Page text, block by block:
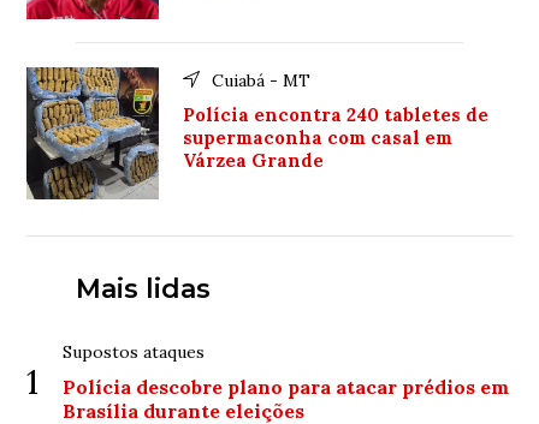
Cuiabá - MT
Polícia encontra 240 tabletes de
supermaconha com casal em
Várzea Grande
Mais lidas
1
Supostos ataques
Polícia descobre plano para atacar prédios em
Brasília durante eleições